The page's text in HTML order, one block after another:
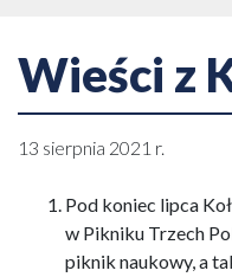
Wieści z
13 sierpnia 2021 r.
Pod koniec lipca
w Pikniku Trzech
piknik naukowy, a